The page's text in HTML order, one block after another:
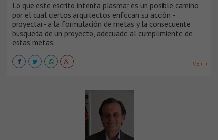
Lo que este escrito intenta plasmar es un posible camino
por el cual ciertos arquitectos enfocan su acción -
proyectar- a la formulación de metas y la consecuente
búsqueda de un proyecto, adecuado al cumplimiento de
estas metas.
VER +